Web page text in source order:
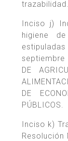
trazabilidad.
Inciso j)
higiene
estipuladas
DE
DE
PÚBLICOS.
Inciso k)
Resolución